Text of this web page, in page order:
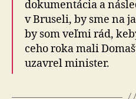
dokumentácia a
v Bruseli, by sme na
by som veľmi rád,
ce­ho roka mali
uzavrel minister.